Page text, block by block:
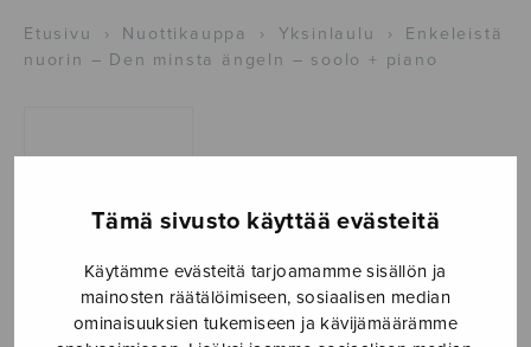
Tämä sivusto käyttää evästeitä
Käytämme evästeitä tarjoamamme sisällön ja
mainosten räätälöimiseen, sosiaalisen median
ominaisuuksien tukemiseen ja kävijämäärämme
Etusivu › Nuottikauppa › Yksinlaulu ›
Enkeleistä
nuorin – Den minsta ängeln – soolo + piano
Enkeleistä